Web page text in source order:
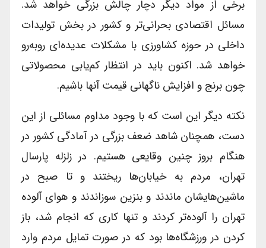
برخی از مواد دیگر دچار چالش بزرگی خواهد شد.
مسائل اقتصادی بحرانی‌تر و کشور در بخش تولیدات
داخلی در حوزه کشاورزی با مشکلات عدیده‌ای رو‌به‌رو
خواهد شد. اکنون باید در انتظار کم‌یابی محصولاتی
چون برنج و افزایش ناگهانی قیمت آنها باشیم.
نکته دیگر این است که با وجود مداوم مسائلی از این
دست، همچنان شاهد ضعف بزرگی در آمادگی کشور در
هنگام بروز چنین وقایعی هستیم. در زلزله پارسال
تهران، مردم به خیابان‌ها ریختند و تا صبح در
ماشین‌هایشان ماندند و بنزین سوزاندند و هوای آلوده
تهران را آلوده‌تر کردند و تنها کاری که انجام شد، باز
کردن در ورزشگاه‌ها بود که در صورت تمایل مردم وارد